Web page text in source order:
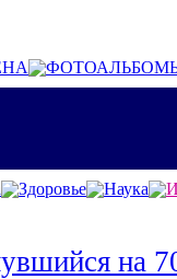
Здоровье Наука
на